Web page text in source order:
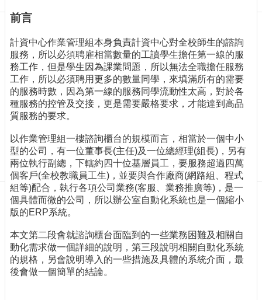
資
訊
訂
閱/
取
消
網
站
導
最
新
消
息
關
我
們
出
前言
計資中心作業管理組本身負責計資中心對全校師生的諮詢
服務，所以必須聘雇相當數量的工讀學生擔任第一線的服
務工作，但是學生因為課業問題，所以無法全職擔任服務
工作，所以必須聘用更多的數量同學，來填滿所有的需要
的服務時數，因為第一線的服務同學流動性太高，對於各
種服務的控管及交接，更是需要嚴格要求，才能達到高品
質服務的要求。
以作業管理組一樓諮詢櫃台的規模而言，相當於一個中小
型的公司，有一位董事長(主任)及一位總經理(組長)，另有
兩位執行副總，下轄約四十位基層員工，要服務超過四萬
個客戶(全校教職員工生)，並要與合作廠商(網路組、程式
組等)配合，執行各項公司業務(客服、業務推廣等)，是一
個具體而微的公司，所以辦公室自動化系統也是一個縮小
版的ERP系統。
本文第二段會就諮詢櫃台面臨到的一些業務困難及相關自
動化需求做一個詳細的說明，第三段說明相關自動化系統
的規格，另會說明導入的一些措施及具體的系統介面，最
後會做一個簡單的結論。